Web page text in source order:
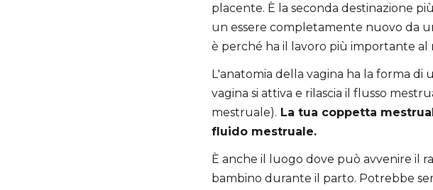
placente. È la seconda destinazione
un essere completamente nuovo da
è perché ha il lavoro più importante al
L'anatomia della vagina ha la forma
vagina si attiva e rilascia il flusso
mestruale). La tua coppetta
fluido mestruale.
È anche il luogo dove può avvenire il
bambino durante il parto. Potrebbe